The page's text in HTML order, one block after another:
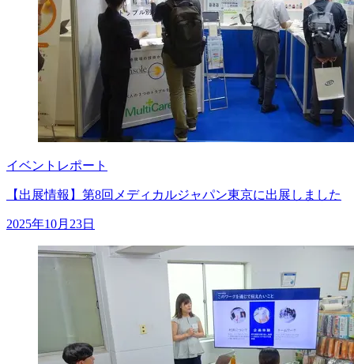
イベントレポート
【出展情報】第8回メディカルジャパン東京に出展しました
2025年10月23日